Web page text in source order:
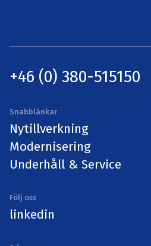
+46 (0) 380-515150
Snabblänkar
Nytillverkning
Modernisering
Underhåll & Service
Följ oss
linkedin